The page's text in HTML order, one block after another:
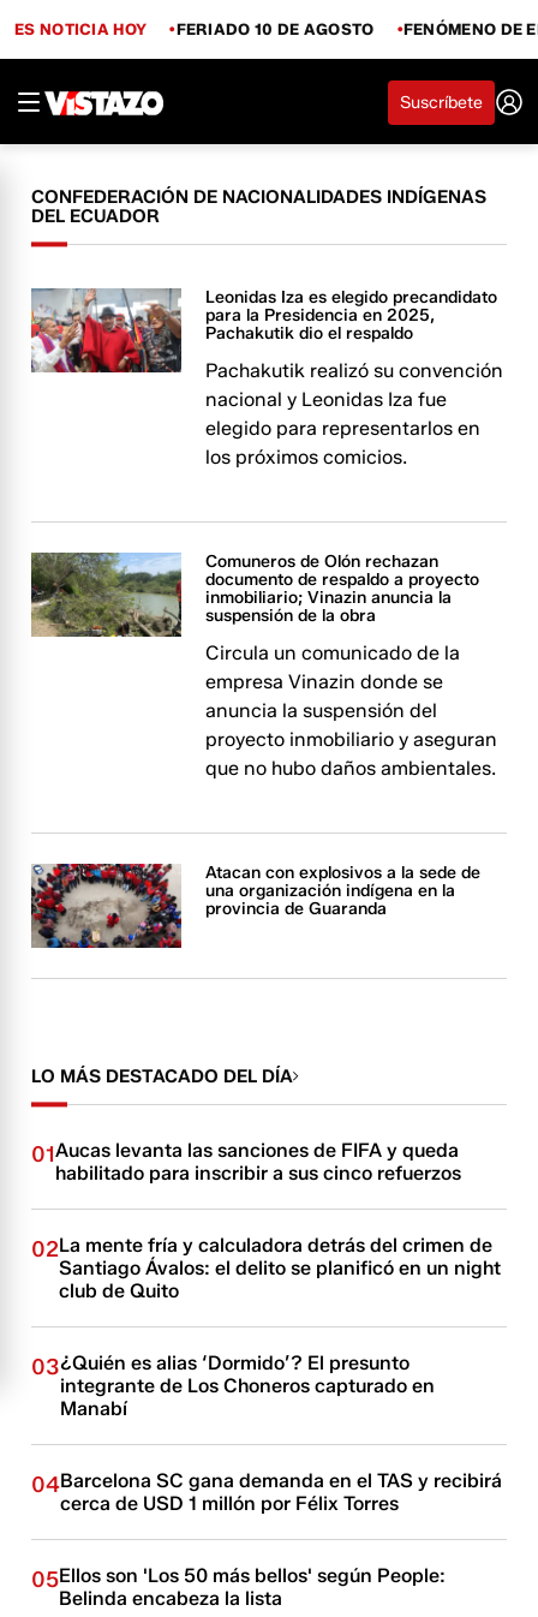
ES NOTICIA HOY FERIADO 10 DE AGOSTO FENÓMENO DE
Suscríbete
CONFEDERACIÓN DE NACIONALIDADES INDÍGENAS
DEL ECUADOR
Leonidas Iza es elegido precandidato
para la Presidencia en 2025,
Pachakutik dio el respaldo
Pachakutik realizó su convención
nacional y Leonidas Iza fue
elegido para representarlos en
los próximos comicios.
Comuneros de Olón rechazan
documento de respaldo a proyecto
inmobiliario; Vinazin anuncia la
suspensión de la obra
Circula un comunicado de la
empresa Vinazin donde se
anuncia la suspensión del
proyecto inmobiliario y aseguran
que no hubo daños ambientales.
Atacan con explosivos a la sede de
una organización indígena en la
provincia de Guaranda
LO MÁS DESTACADO DEL DÍA
01Aucas levanta las sanciones de FIFA y queda
habilitado para inscribir a sus cinco refuerzos
02La mente fría y calculadora detrás del crimen de
Santiago Ávalos: el delito se planificó en un night
club de Quito
03¿Quién es alias ‘Dormido’? El presunto
integrante de Los Choneros capturado en
Manabí
04Barcelona SC gana demanda en el TAS y recibirá
cerca de USD 1 millón por Félix Torres
05Ellos son 'Los 50 más bellos' según People:
Belinda encabeza la lista